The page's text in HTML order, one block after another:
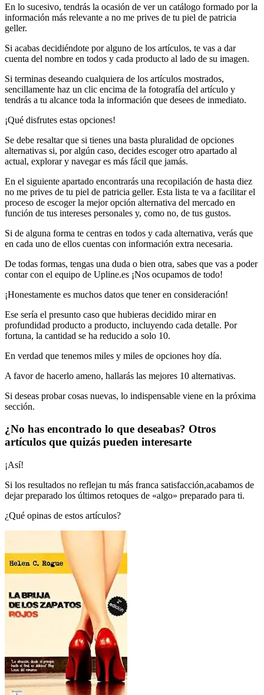
En lo sucesivo, tendrás la ocasión de ver un catálogo formado por la
información más relevante a no me prives de tu piel de patricia
geller.
Si acabas decidiéndote por alguno de los artículos, te vas a dar
cuenta del nombre en todos y cada producto al lado de su imagen.
Si terminas deseando cualquiera de los artículos mostrados,
sencillamente haz un clic encima de la fotografía del artículo y
tendrás a tu alcance toda la información que desees de inmediato.
¡Qué disfrutes estas opciones!
Se debe resaltar que si tienes una basta pluralidad de opciones
alternativas si, por algún caso, decides escoger otro apartado al
actual, explorar y navegar es más fácil que jamás.
En el siguiente apartado encontrarás una recopilación de hasta diez
no me prives de tu piel de patricia geller. Esta lista te va a facilitar el
proceso de escoger la mejor opción alternativa del mercado en
función de tus intereses personales y, como no, de tus gustos.
Si de alguna forma te centras en todos y cada alternativa, verás que
en cada uno de ellos cuentas con información extra necesaria.
De todas formas, tengas una duda o bien otra, sabes que vas a poder
contar con el equipo de Upline.es ¡Nos ocupamos de todo!
¡Honestamente es muchos datos que tener en consideración!
Ese sería el presunto caso que hubieras decidido mirar en
profundidad producto a producto, incluyendo cada detalle. Por
fortuna, la cantidad se ha reducido a solo 10.
En verdad que tenemos miles y miles de opciones hoy día.
A favor de hacerlo ameno, hallarás las mejores 10 alternativas.
Si deseas probar cosas nuevas, lo indispensable viene en la próxima
sección.
¿No has encontrado lo que deseabas? Otros
artículos que quizás pueden interesarte
¡Así!
Si los resultados no reflejan tu más franca satisfacción,acabamos de
dejar preparado los últimos retoques de «algo» preparado para ti.
¿Qué opinas de estos artículos?